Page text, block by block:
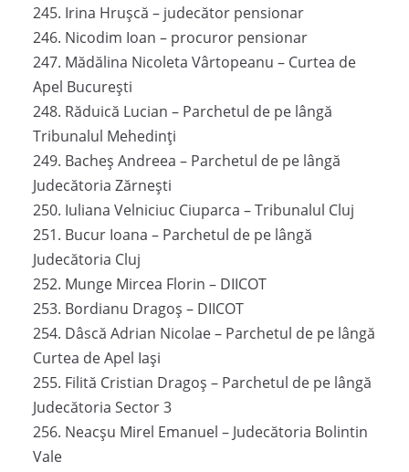
245. Irina Hrușcă – judecător pensionar
246. Nicodim Ioan – procuror pensionar
247. Mădălina Nicoleta Vârtopeanu – Curtea de
Apel București
248. Răduică Lucian – Parchetul de pe lângă
Tribunalul Mehedinți
249. Bacheș Andreea – Parchetul de pe lângă
Judecătoria Zărnești
250. Iuliana Velniciuc Ciuparca – Tribunalul Cluj
251. Bucur Ioana – Parchetul de pe lângă
Judecătoria Cluj
252. Munge Mircea Florin – DIICOT
253. Bordianu Dragoș – DIICOT
254. Dâscă Adrian Nicolae – Parchetul de pe lângă
Curtea de Apel Iași
255. Filită Cristian Dragoș – Parchetul de pe lângă
Judecătoria Sector 3
256. Neacșu Mirel Emanuel – Judecătoria Bolintin
Vale